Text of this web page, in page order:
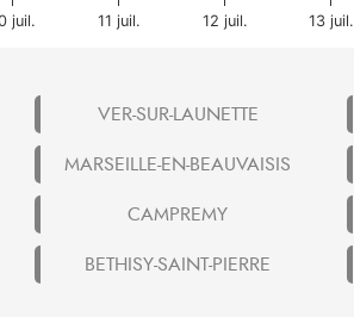
juil. 11 juil. 12 juil. 13 juil.
VER-SUR-LAUNETTE
MARSEILLE-EN-BEAUVAISIS
CAMPREMY
BETHISY-SAINT-PIERRE